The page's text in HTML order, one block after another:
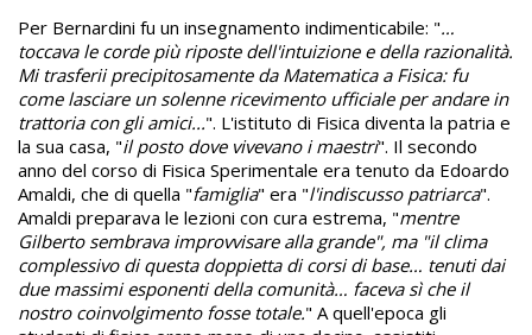
Per Bernardini fu un insegnamento indimenticabile: "…
toccava le corde più riposte dell'intuizione e della razionalità.
Mi trasferii precipitosamente da Matematica a Fisica: fu
come lasciare un solenne ricevimento ufficiale per andare in
trattoria con gli amici...". L'istituto di Fisica diventa la patria e
la sua casa, "il posto dove vivevano i maestri". Il secondo
anno del corso di Fisica Sperimentale era tenuto da Edoardo
Amaldi, che di quella "famiglia" era "l'indiscusso patriarca".
Amaldi preparava le lezioni con cura estrema, "mentre
Gilberto sembrava improvvisare alla grande", ma "il clima
complessivo di questa doppietta di corsi di base… tenuti dai
due massimi esponenti della comunità… faceva sì che il
nostro coinvolgimento fosse totale." A quell'epoca gli